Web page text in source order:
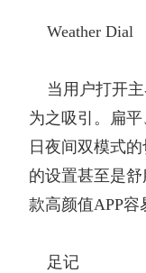
Weather Dial
当用户打开主
为之吸引。扁
日夜间双模式
的设置甚至是
款高颜值APP容
足记